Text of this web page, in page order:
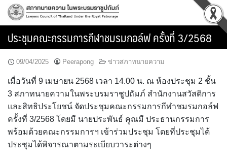
Skip
ประชุมคณะกรรมการกีฬาชมรมกอล์ฟ ครั้งที่ 3/2568
09/04/2025 Peerapong ข่าวสภาทนายความ
เมื่อวันที่ 9 เมษายน 2568 เวลา 14.00 น. ณ ห้องประชุม 2 ชั้น
3 สภาทนายความในพระบรมราชูปถัมภ์ สำนักงานสวัสดิการ
และสิทธิประโยชน์ จัดประชุมคณะกรรมการกีฬาชมรมกอล์ฟ
ครั้งที่ 3/2568 โดยมี นายประพันธ์ คูณมี ประธานกรรมการ
พร้อมด้วยคณะกรรมการฯ เข้าร่วมประชุม โดยที่ประชุมได้
ประชุมได้พิจารณาตามระเบียบวาระต่างๆ